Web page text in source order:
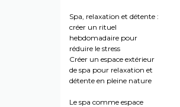
Spa, relaxation et détente :
créer un rituel
hebdomadaire pour
réduire le stress
Créer un espace extérieur
de spa pour relaxation et
détente en pleine nature
Le spa comme espace